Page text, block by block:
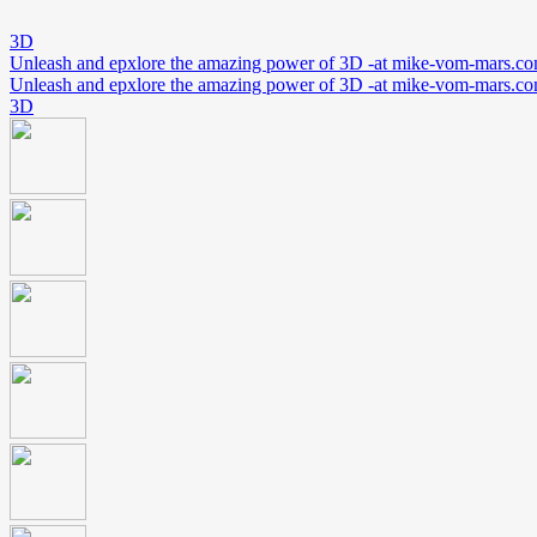
3D
Unleash and epxlore the amazing power of 3D -at mike-vom-
Unleash and epxlore the amazing power of 3D -at mike-vom-
3D